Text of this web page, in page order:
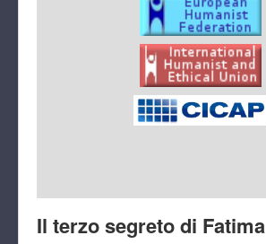
Il terzo segreto di Fatima